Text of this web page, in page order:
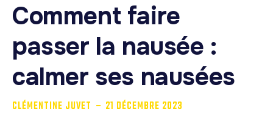
Comment faire
passer la nausée :
calmer ses nausées
CLÉMENTINE JUVET - 21 DÉCEMBRE 2023